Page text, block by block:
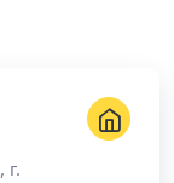
, г.